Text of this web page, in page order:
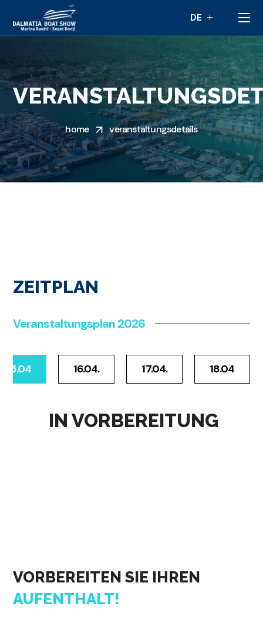
home veranstaltungsdetails
Veranstaltungsplan 2026
ZEITPLAN
15.04 16.04. 17.04. 18.04
IN VORBEREITUNG
VORBEREITEN SIE IHREN
AUFENTHALT!